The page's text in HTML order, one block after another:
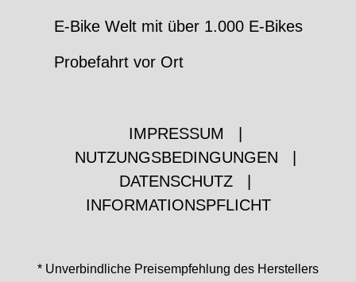
E-Bike Welt mit über 1.000 E-Bikes
Probefahrt vor Ort
IMPRESSUM
NUTZUNGSBEDINGUNGEN
DATENSCHUTZ
INFORMATIONSPFLICHT
* Unverbindliche Preisempfehlung des Herstellers